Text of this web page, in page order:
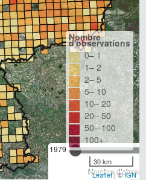
1979
Nombre
Nombre
d'observations
0– 1
1– 2
2– 5
5– 10
10– 20
20– 50
50– 100
100+
30 km
Leaflet| ©IGN